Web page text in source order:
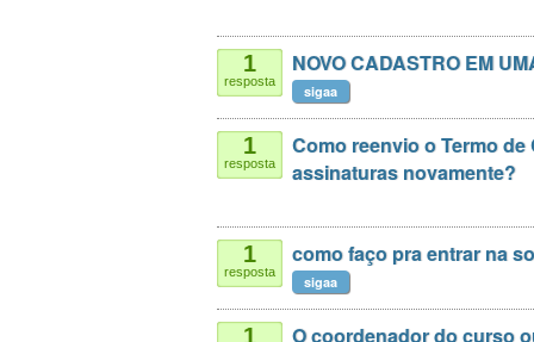
1
resposta
NOVO CADASTRO EM
sigaa
1
resposta
Como reenvio o Termo
assinaturas novamente?
1
resposta
como faço pra entrar na
sigaa
1 O coordenador do curso